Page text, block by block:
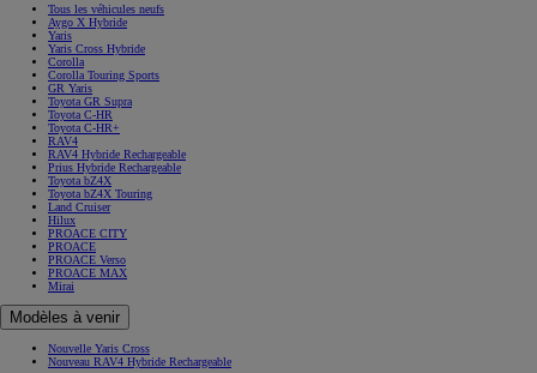
Tous les véhicules neufs
Aygo X Hybride
Yaris
Yaris Cross Hybride
Corolla
Corolla Touring Sports
GR Yaris
Toyota GR Supra
Toyota C-HR
Toyota C-HR+
RAV4
RAV4 Hybride Rechargeable
Prius Hybride Rechargeable
Toyota bZ4X
Toyota bZ4X Touring
Land Cruiser
Hilux
PROACE CITY
PROACE
PROACE Verso
PROACE MAX
Mirai
Modèles à venir
Nouvelle Yaris Cross
Nouveau RAV4 Hybride Rechargeable